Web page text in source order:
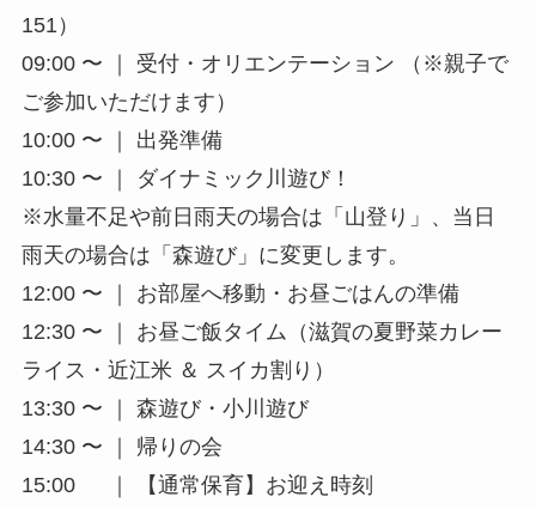
151）
09:00 〜 ｜ 受付・オリエンテーション （※親子で
ご参加いただけます）
10:00 〜 ｜ 出発準備
10:30 〜 ｜ ダイナミック川遊び！
※水量不足や前日雨天の場合は「山登り」、当日
雨天の場合は「森遊び」に変更します。
12:00 〜 ｜ お部屋へ移動・お昼ごはんの準備
12:30 〜 ｜ お昼ご飯タイム（滋賀の夏野菜カレー
ライス・近江米 ＆ スイカ割り）
13:30 〜 ｜ 森遊び・小川遊び
14:30 〜 ｜ 帰りの会
15:00 ｜ 【通常保育】お迎え時刻